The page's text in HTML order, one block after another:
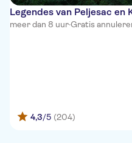
Legendes van Peljesac en
meer dan 8 uur·Gratis
4,3/5 (204)